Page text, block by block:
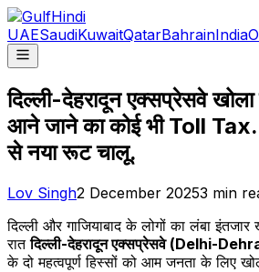
UAESaudiKuwaitQatarBahrainIndia
दिल्ली-देहरादून एक्सप्रेसवे
आने जाने का कोई भी Toll Tax.
से नया रूट चालू.
Lov Singh2 December 20253 min
दिल्ली और गाजियाबाद के लोगों का लंबा इंतजार
रातदिल्ली-देहरादून एक्सप्रेसवे (Delhi-
के दो महत्वपूर्ण हिस्सों को आम जनता के लिए